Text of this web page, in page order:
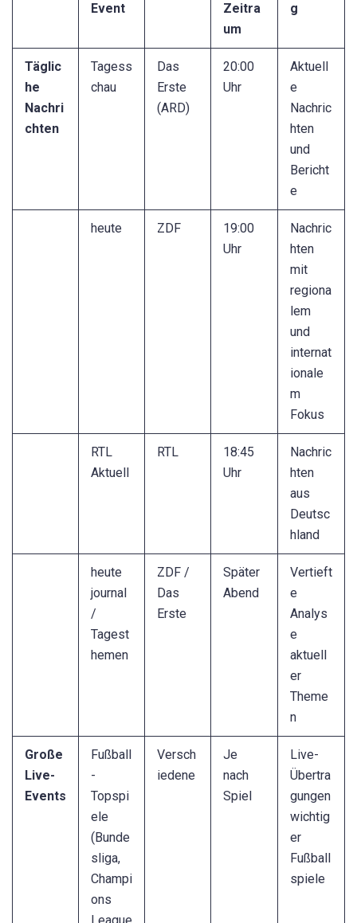
Event
Zeitra
um
g
Täglic
he
Nachri
chten
Tagess
chau
Das
Erste
(ARD)
20:00
Uhr
Aktuell
e
Nachric
hten
und
Bericht
e
heute ZDF
19:00
Uhr
Nachric
hten
mit
regiona
lem
und
internat
ionale
m
Fokus
RTL
Aktuell
RTL
18:45
Uhr
Nachric
hten
aus
Deutsc
hland
heute
journal
/
Tagest
hemen
ZDF /
Das
Erste
Später
Abend
Vertieft
e
Analys
e
aktuell
er
Theme
n
Große
Live-
Events
Fußball
-
Topspi
ele
(Bunde
sliga,
Champi
ons
Versch
iedene
Je
nach
Spiel
Live-
Übertra
gungen
wichtig
er
Fußball
spiele